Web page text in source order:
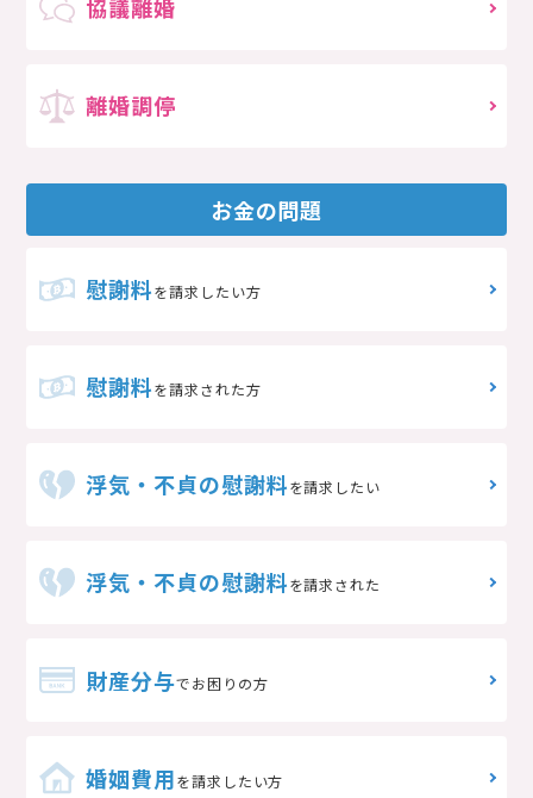
協議離婚
離婚調停
お金の問題
慰謝料を請求したい方
慰謝料を請求された方
浮気・不貞の慰謝料を請求したい
浮気・不貞の慰謝料を請求された
財産分与でお困りの方
婚姻費用を請求したい方